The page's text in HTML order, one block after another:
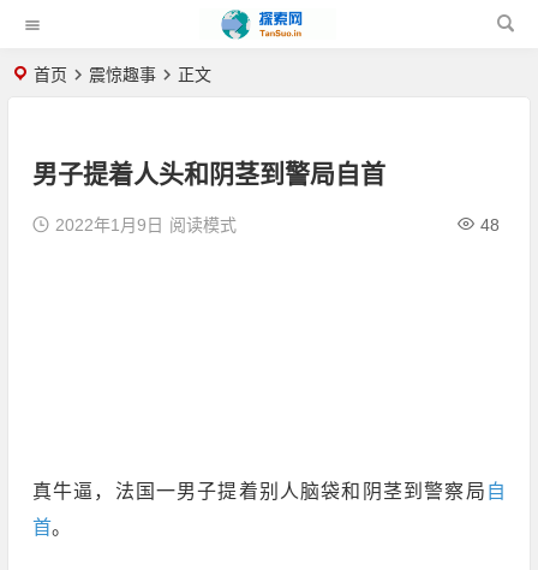
首页 震惊趣事 正文
男子提着人头和阴茎到警局自首
2022年1月9日 48
阅读模式
真牛逼，法国一男子提着别人脑袋和阴茎到警察局 自
首。